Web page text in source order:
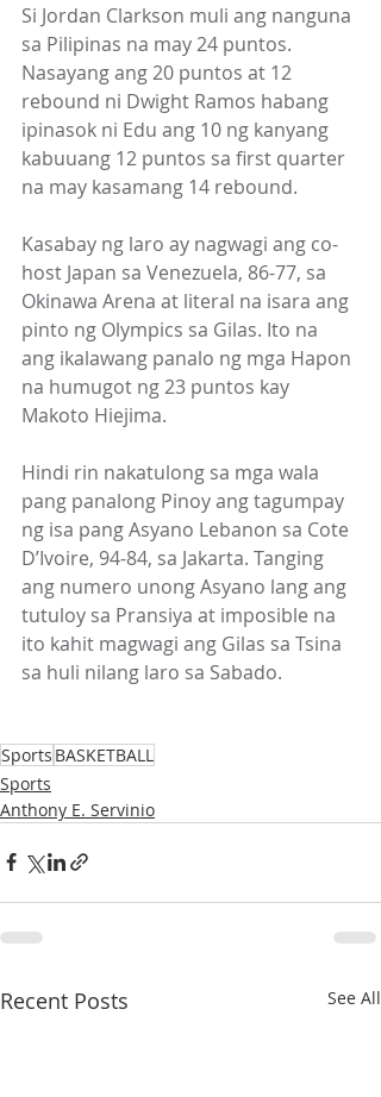
Si Jordan Clarkson muli ang nanguna
sa Pilipinas na may 24 puntos.
Nasayang ang 20 puntos at 12
rebound ni Dwight Ramos habang
ipinasok ni Edu ang 10 ng kanyang
kabuuang 12 puntos sa first quarter
na may kasamang 14 rebound.
Kasabay ng laro ay nagwagi ang co-
host Japan sa Venezuela, 86-77, sa
Okinawa Arena at literal na isara ang
pinto ng Olympics sa Gilas. Ito na
ang ikalawang panalo ng mga Hapon
na humugot ng 23 puntos kay
Makoto Hiejima.
Hindi rin nakatulong sa mga wala
pang panalong Pinoy ang tagumpay
ng isa pang Asyano Lebanon sa Cote
D’Ivoire, 94-84, sa Jakarta. Tanging
ang numero unong Asyano lang ang
tutuloy sa Pransiya at imposible na
ito kahit magwagi ang Gilas sa Tsina
sa huli nilang laro sa Sabado.
Sports BASKETBALL
Sports
Anthony E. Servinio
Recent Posts See All